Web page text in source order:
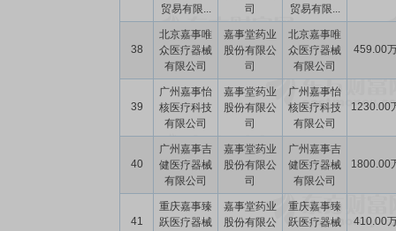
贸易有限...
司
贸易有限...
38
北京嘉事唯
众医疗器械
有限公司
嘉事堂药业
股份有限公
司
北京嘉事唯
众医疗器械
有限公司
459.00
39
广州嘉事怡
核医疗科技
有限公司
嘉事堂药业
股份有限公
司
广州嘉事怡
核医疗科技
有限公司
1230.00
40
广州嘉事吉
健医疗器械
有限公司
嘉事堂药业
股份有限公
司
广州嘉事吉
健医疗器械
有限公司
1800.00
41
重庆嘉事臻
跃医疗器械
嘉事堂药业
股份有限公
重庆嘉事臻
跃医疗器械
410.00